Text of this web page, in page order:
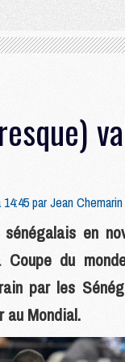
parJean Chemarin
sénégalais en
Coupe du
par les
au Mondial.